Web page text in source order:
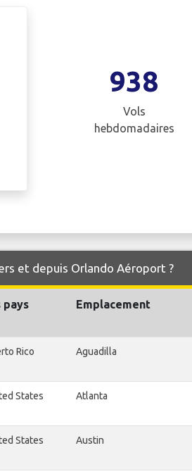
938
Vols
hebdomadaires
et depuis Orlando Aéroport ?
pays Emplacement
Rico Aguadilla
States Atlanta
States Austin